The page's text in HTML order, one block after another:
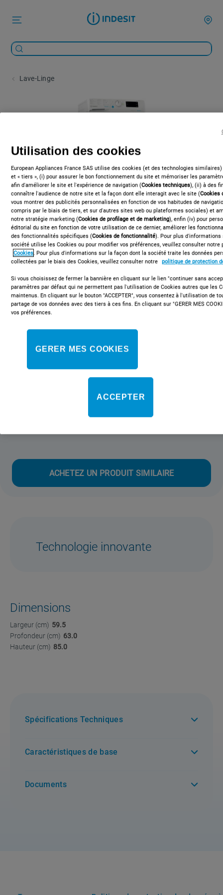
Lave-Linge
BWDE91284XWFR N
Lave-linge hublot posable Indesit:
9,0 kg - BWDE91284XWFR N
Ce lave-linge hublot posable Indesit présente les caractéristiques
rapide de 1200 tours/min. Couleur blanche.
ACHETEZ UN PRODUIT SIMILAIRE
Technologie innovante
Dimensions
Largeur (cm) 59.5
Profondeur (cm) 63.0
Hauteur (cm) 85.0
Spécifications Techniques
Caractéristiques de base
Documents
Utilisation des cookies
European Appliances France SAS utilise des cookies (et des technologies
et « tiers », (i) pour assurer le bon fonctionnement du site et mémoriser les
afin d'améliorer le site et l'expérience de navigation (Cookies techniques), (ii) à des
connaître l'audience de notre site et la façon dont elle interagit avec le site (Cookies
vous montrer des publicités personnalisées en fonction de vos habitudes de
compris par le biais de tiers, et sur d'autres sites web ou plateformes sociales) et
notre stratégie marketing (Cookies de profilage et de marketing), enfin (iv) pour
éditorial du site en fonction de votre utilisation de ce dernier, améliorer les
des fonctionnalités spécifiques (Cookies de fonctionnalité). Pour plus
société utilise les Cookies ou pour modifier vos préférences, veuillez consulter notre
Cookies. Pour plus d'informations sur la façon dont la société traite les données
collectées par le biais des Cookies, veuillez consulter notre politique de protection
Si vous choisissez de fermer la bannière en cliquant sur le lien "continuer sans
paramètres par défaut qui ne permettent pas l'utilisation de Cookies autres que les
maintenus. En cliquant sur le bouton "ACCEPTER", vous consentez à l'utilisation de
partage de vos données avec des tiers à ces fins. En cliquant sur "GERER MES
vos préférences.
GERER MES COOKIES
ACCEPTER